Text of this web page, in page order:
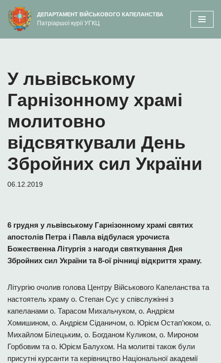
вмісту
Перейти
до
ДЕПАРТАМЕНТ ВІЙСЬКОВОГО КАПЕЛАНСТВА
Патріаршої курії УГКЦ
У львівському
Гарнізонному храмі
молитовно
відсвяткували День
Збройних сил України
06.12.2019
6 грудня у львівському Гарнізонному храмі святих
апостолів Петра і Павла відбулася урочиста
Божественна Літургія з нагоди святкування Дня
Збройних сил України та 8-ої річниці відкриття храму.
Літургію очолив голова Центру Військового Капеланства та
настоятель храму о. Степан Сус у співслужінні з
капеланами о. Тарасом Михальчуком, о. Андрієм
Хомишином, о. Андрієм Сіданичом, о. Юрієм Остап’юком, о.
Михайлом Білецьким, о. Богданом Куликом, о. Мироном
Горбовим та о. Юрієм Балухом. На молитві також були
присутні курсанти та керівництво Національної академії